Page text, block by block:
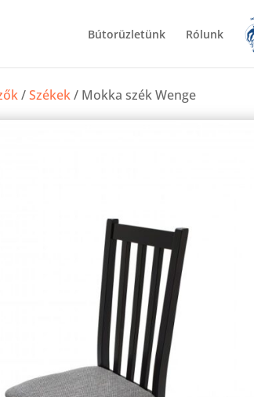
Bútorüzletünk Rólunk
/Székek/ Mokka szék Wenge